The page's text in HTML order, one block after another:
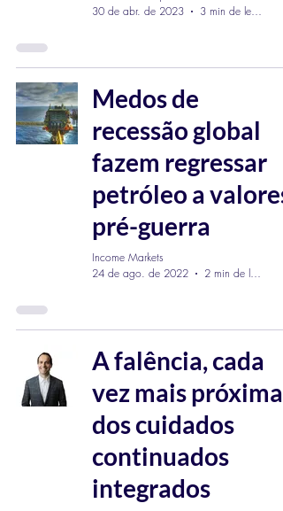
30 de abr. de 2023
3 min de leitura
Medos de
recessão global
fazem regressar
petróleo a valores
pré-guerra
Income Markets
24 de ago. de 2022
2 min de leitura
A falência, cada
vez mais próxima,
dos cuidados
continuados
integrados